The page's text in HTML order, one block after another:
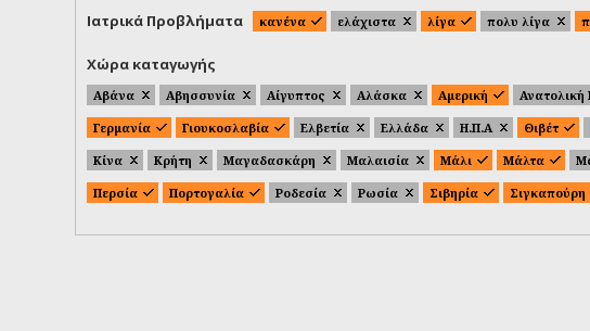
Ιατρικά Προβλήματα κανένα ελάχιστα λίγα πολυ λίγα
Χώρα καταγωγής
Αβάνα Αβησσυνία Αίγυπτος Αλάσκα Αμερική
Γερμανία
Γιουκοσλαβία Ελβετία Ελλάδα Η.Π.Α Θιβέτ
Κίνα
Κρήτη Μαγαδασκάρη Μαλαισία Μάλι Μάλτα
Περσία
Πορτογαλία Ροδεσία Ρωσία Σιβηρία Σιγκαπούρη